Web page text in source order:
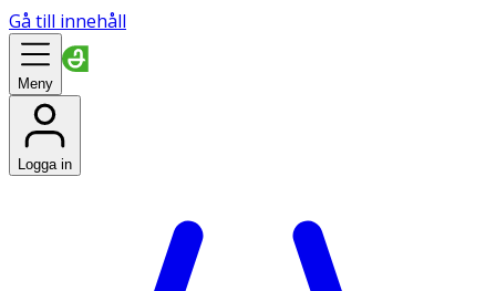
Gå till innehåll
Meny
Logga in